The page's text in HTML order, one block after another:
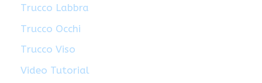
Trucco Labbra
Trucco Occhi
Trucco Viso
Video Tutorial